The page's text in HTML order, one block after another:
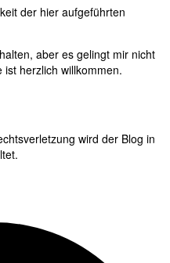
der hier aufgeführten
aber es gelingt mir nicht
herzlich willkommen.
wird der Blog in